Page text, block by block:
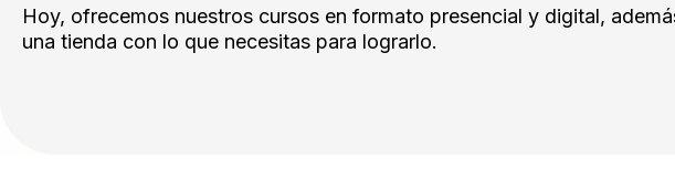
Hoy, ofrecemos nuestros cursos en formato presencial y digital,
una tienda con lo que necesitas para lograrlo.